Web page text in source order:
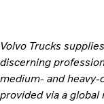
Volvo Trucks
discerning
medium- and
provided via a